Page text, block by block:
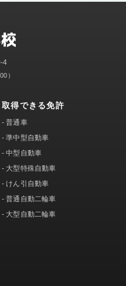
4
）
取得できる免許
-普通車
-準中型自動車
-中型自動車
- 大型特殊自動車
- けん引自動車
-普通自動二輪車
- 大型自動二輪車